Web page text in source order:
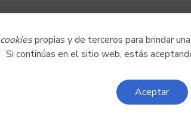
cookiespropias y de terceros para brindar
Si continúas en el sitio web, estás
Aceptar